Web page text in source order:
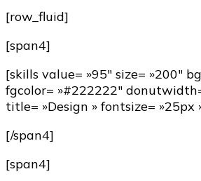
[row_fluid]
[span4]
[skills value= »95″ size= »200″
fgcolor= »#222222″
title= »Design » fontsize= »25px
[/span4]
[span4]